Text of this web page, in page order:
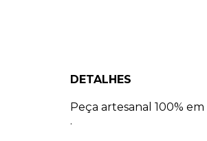
DETALHES
Peça artesanal 100%
.